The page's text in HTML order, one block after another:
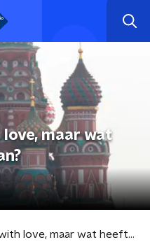
love, maar wat
From Russia with love, maar wat heeft de Rus eraan?